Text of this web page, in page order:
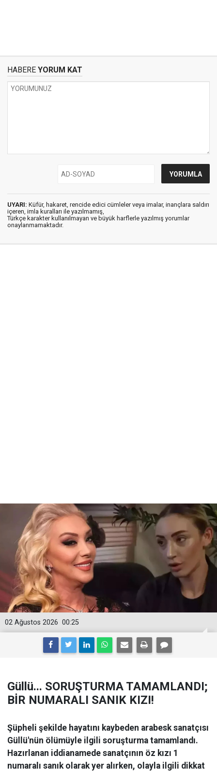
HABERE YORUM KAT
UYARI: Küfür, hakaret, rencide edici cümleler veya imalar, inançlara saldırı
içeren, imla kuralları ile yazılmamış,
Türkçe karakter kullanılmayan ve büyük harflerle yazılmış yorumlar
onaylanmamaktadır.
00:25
02 Ağustos 2026
Güllü... SORUŞTURMA TAMAMLANDI;
BİR NUMARALI SANIK KIZI!
Şüpheli şekilde hayatını kaybeden arabesk sanatçısı
Güllü'nün ölümüyle ilgili soruşturma tamamlandı.
Hazırlanan iddianamede sanatçının öz kızı 1
numaralı sanık olarak yer alırken, olayla ilgili dikkat